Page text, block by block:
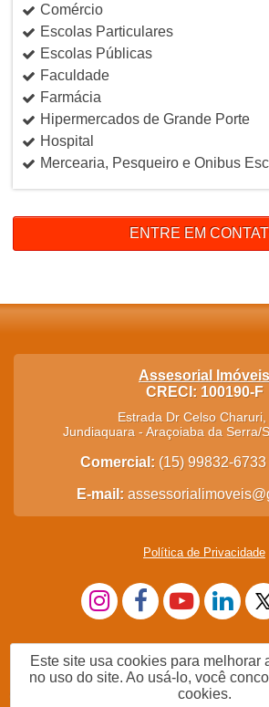
Comércio
Escolas Particulares
Escolas Públicas
Faculdade
Farmácia
Hipermercados de Grande Porte
Hospital
Mercearia, Pesqueiro e Onibus
ENTRE EM
Me Chame no WhatsApp
Assesorial Imóveis
CRECI: 100190-F
Estrada Dr Celso Charuri,
Jundiaquara-Araçoiaba da Serra/
Comercial: (15) 99832-6733
E-mail:
Política de Privacidade
Este site usa cookies para melhorar
no uso do site. Ao usá-lo, você
cookies.